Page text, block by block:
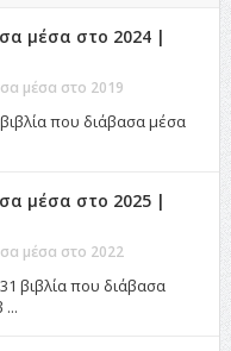
μέσα στο 2024 |
μέσα στο 2019
που διάβασα μέσα
μέσα στο 2025 |
μέσα στο 2022
βιβλία που διάβασα
...